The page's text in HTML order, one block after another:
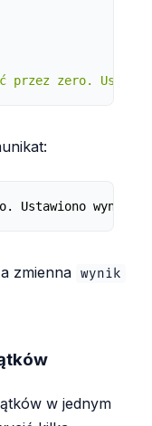
przez zero.
Ustawiono wynik
zmienna wynik
w jednym